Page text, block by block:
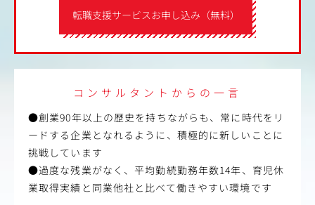
転職支援サービスお申し込み（無料）
コンサルタントからの一言
●創業90年以上の歴史を持ちながらも、常に時代をリ
ードする企業となれるように、積極的に新しいことに
挑戦しています
●過度な残業がなく、平均勤続勤務年数14年、育児休
業取得実績と同業他社と比べて働きやすい環境です